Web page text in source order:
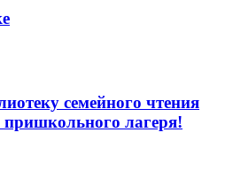
семейного чтения
пришкольного лагеря!